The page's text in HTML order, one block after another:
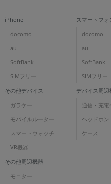
iPhone
docomo
au
SoftBank
SIMフリー
スマートフォ
docomo
au
SoftBank
SIMフリー
その他デバイス
ガラケー
モバイルルーター
スマートウォッチ
VR機器
デバイス周辺
通信・充
ヘッドホン
ケース
その他周辺機器
モニター